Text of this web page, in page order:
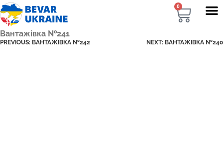
0
Вантажівка №241
PREVIOUS: ВАНТАЖІВКА №242 NEXT: ВАНТАЖІВКА №240